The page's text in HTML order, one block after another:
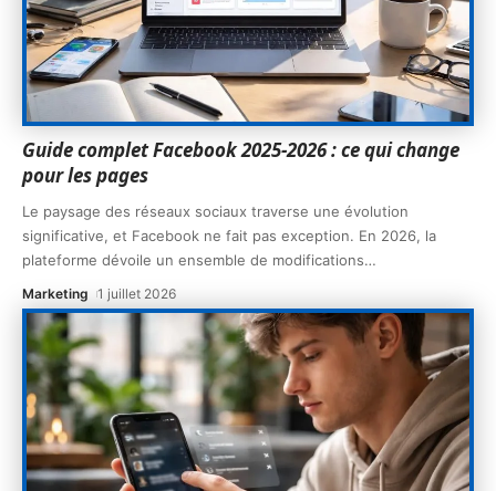
Guide complet Facebook 2025-2026 : ce qui change
pour les pages
Le paysage des réseaux sociaux traverse une évolution
significative, et Facebook ne fait pas exception. En 2026, la
plateforme dévoile un ensemble de modifications…
Marketing 1 juillet 2026